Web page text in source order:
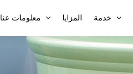
معلومات عنا المزايا خدمة